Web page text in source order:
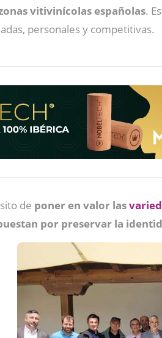
vitivinícolas españolas.
personales y competitivas.
de poner en valor las
por preservar la